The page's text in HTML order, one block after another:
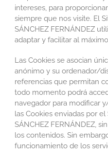
intereses, para
siempre que nos visite. El
SÁNCHEZ FERNÁNDEZ
adaptar y facilitar al
Las Cookies se asocian
anónimo y su ordenador/
referencias que permitan
todo momento podrá
navegador para modificar
las Cookies enviadas por
SÁNCHEZ FERNÁNDEZ,
los contenidos. Sin
funcionamiento de los